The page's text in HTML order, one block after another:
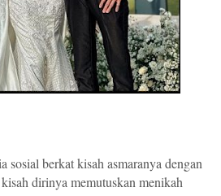
berkat kisah asmaranya dengan
dirinya memutuskan menikah